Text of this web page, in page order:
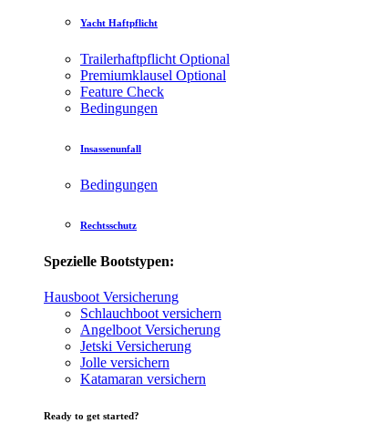
Yacht Haftpflicht
Trailerhaftpflicht Optional
Premiumklausel Optional
Feature Check
Bedingungen
Insassenunfall
Bedingungen
Rechtsschutz
Spezielle Bootstypen:
Hausboot Versicherung
Schlauchboot versichern
Angelboot Versicherung
Jetski Versicherung
Jolle versichern
Katamaran versichern
Ready to get started?